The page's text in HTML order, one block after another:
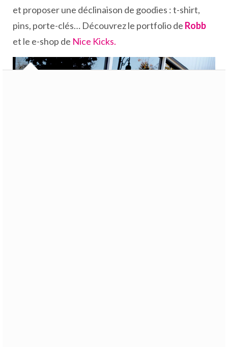
et proposer une déclinaison de goodies : t-shirt,
pins, porte-clés… Découvrez le portfolio de Robb
et le e-shop de Nice Kicks.